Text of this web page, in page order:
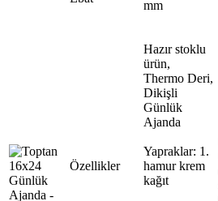
mm
Özellikler
Hazır stoklu
ürün,
Thermo Deri,
Dikişli
Günlük
Ajanda
Yapraklar: 1.
hamur krem
kağıt